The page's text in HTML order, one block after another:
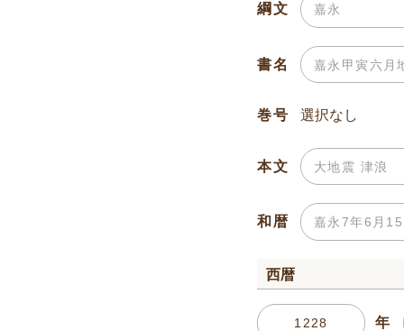
綱文
書名
巻号
本文
和暦
西暦
年